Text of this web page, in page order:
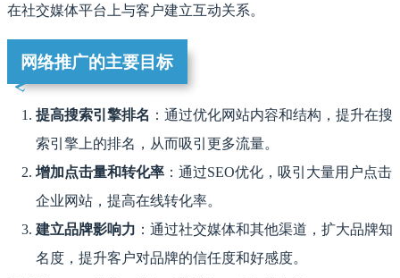
在社交媒体平台上与客户建立互动关系。
网络推广的主要目标
提高搜索引擎排名 ：通过优化网站内容和结构，提升在搜
索引擎上的排名，从而吸引更多流量。
增加点击量和转化率 ：通过SEO优化，吸引大量用户点击
企业网站，提高在线转化率。
建立品牌影响力 ：通过社交媒体和其他渠道，扩大品牌知
名度，提升客户对品牌的信任度和好感度。